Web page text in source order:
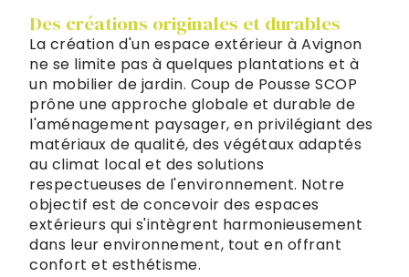
Des créations originales et durables
La création d'un espace extérieur à Avignon
ne se limite pas à quelques plantations et à
un mobilier de jardin. Coup de Pousse SCOP
prône une approche globale et durable de
l'aménagement paysager, en privilégiant des
matériaux de qualité, des végétaux adaptés
au climat local et des solutions
respectueuses de l'environnement. Notre
objectif est de concevoir des espaces
extérieurs qui s'intègrent harmonieusement
dans leur environnement, tout en offrant
confort et esthétisme.